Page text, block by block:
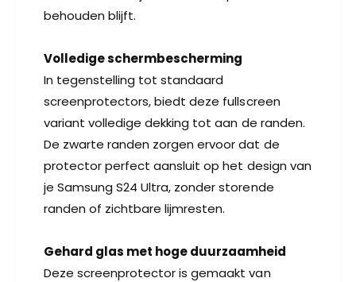
u
S
c
e
e
n
F
l
l
S
c
r
e
n
behouden blijft.
Volledige schermbescherming
In tegenstelling tot standaard
screenprotectors, biedt deze fullscreen
variant volledige dekking tot aan de randen.
De zwarte randen zorgen ervoor dat de
protector perfect aansluit op het design van
je Samsung S24 Ultra, zonder storende
randen of zichtbare lijmresten.
Gehard glas met hoge duurzaamheid
Deze screenprotector is gemaakt van